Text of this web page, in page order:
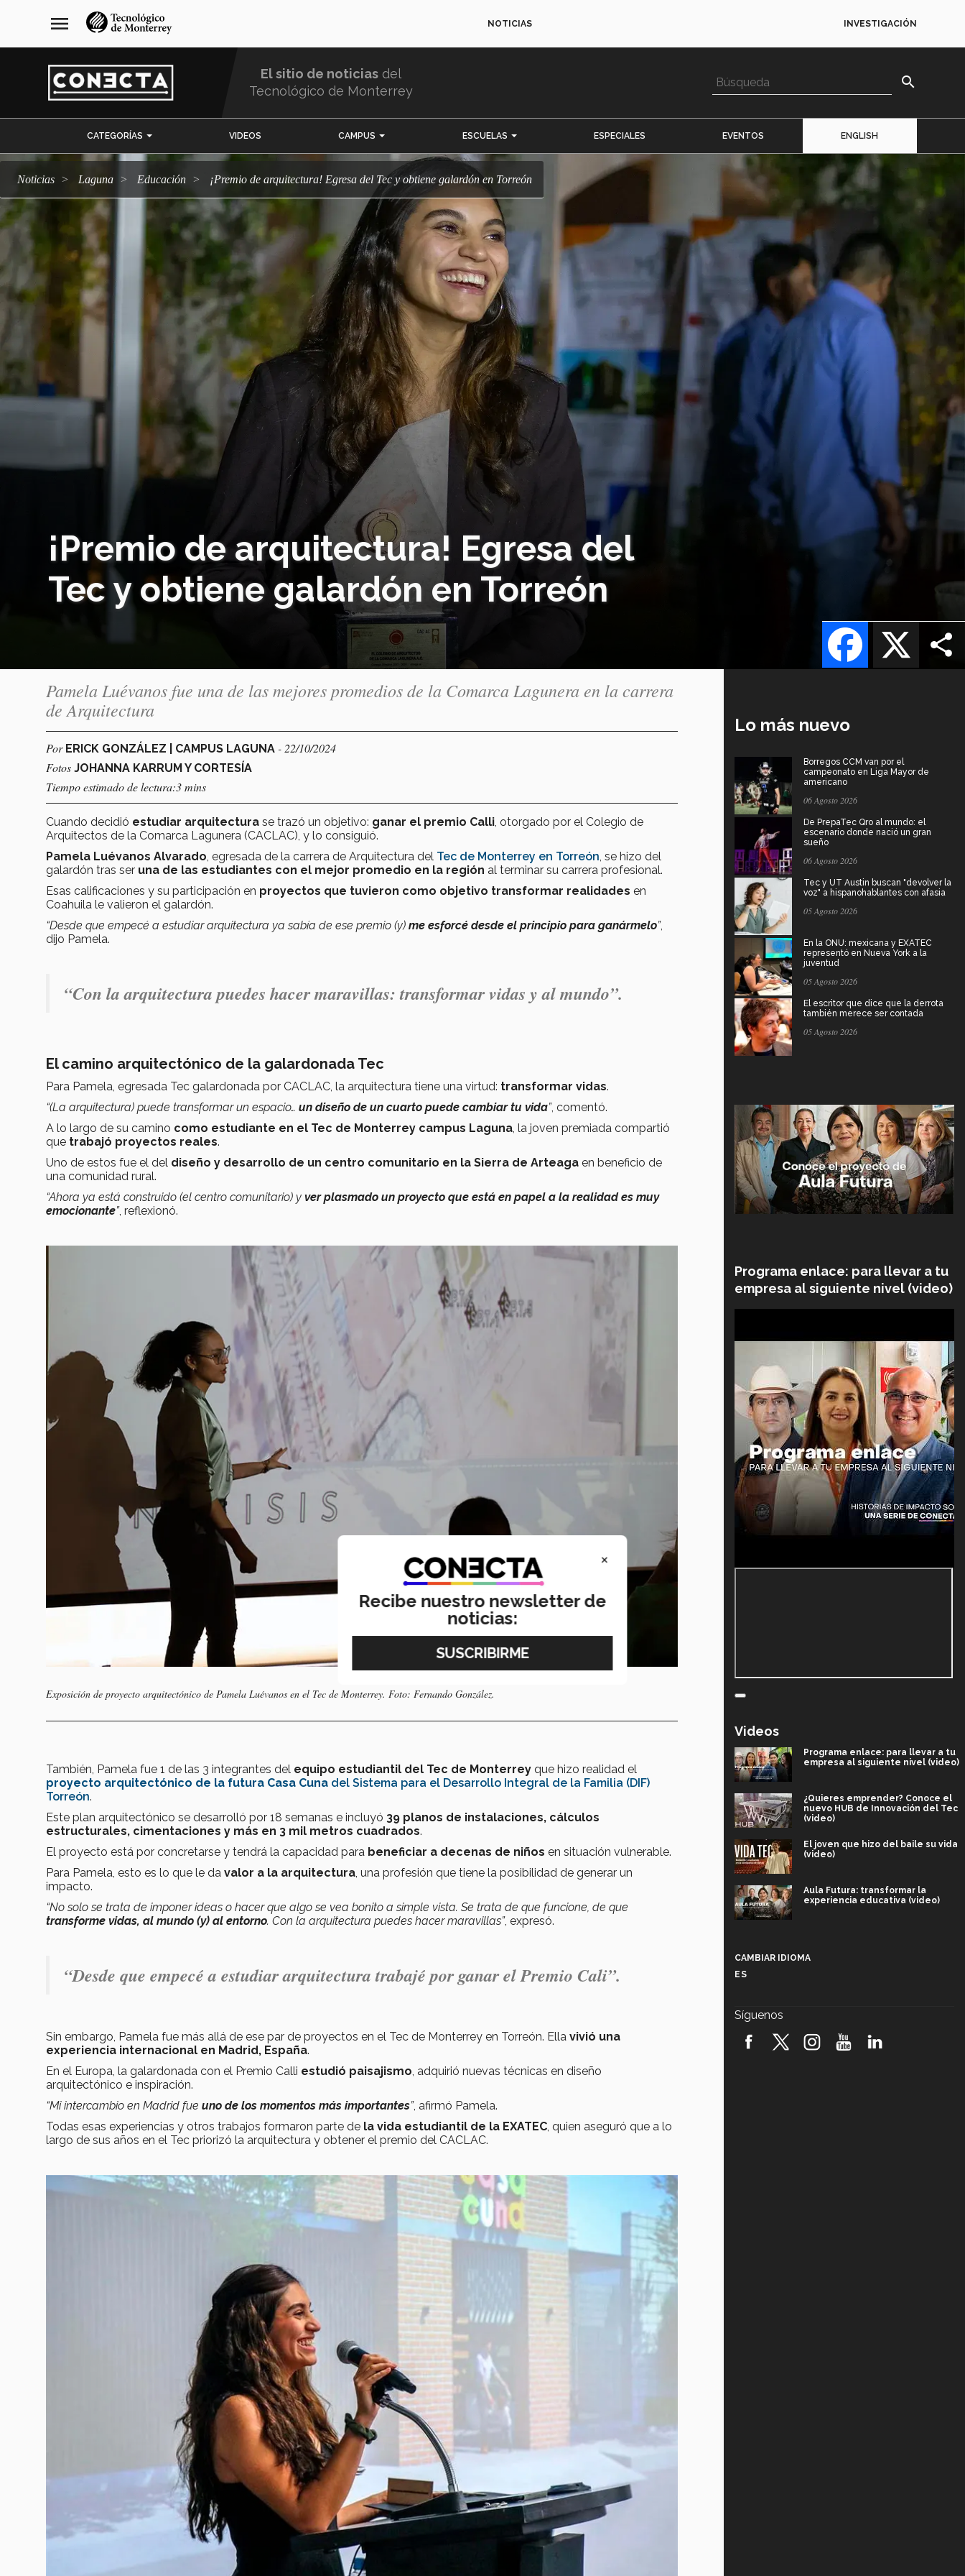
navegación
principal
menu NOTICIAS INVESTIGACIÓN
El sitio de noticias del
Tecnológico de Monterrey
search
CATEGORÍAS VIDEOS CAMPUS ESCUELAS ESPECIALES EVENTOS ENGLISH
Noticias Laguna Educación ¡Premio de arquitectura! Egresa del Tec y obtiene galardón en Torreón
¡Premio de arquitectura! Egresa del
Tec y obtiene galardón en Torreón
X
Facebook
Pamela Luévanos fue una de las mejores promedios de la Comarca Lagunera en la carrera
de Arquitectura
Por ERICK GONZÁLEZ | CAMPUS LAGUNA - 22/10/2024
Fotos JOHANNA KARRUM Y CORTESÍA
Tiempo estimado de lectura:3 mins
Cuando decidió estudiar arquitectura se trazó un objetivo: ganar el premio Calli , otorgado por el Colegio de
Arquitectos de la Comarca Lagunera (CACLAC), y lo consiguió.
Pamela Luévanos Alvarado , egresada de la carrera de Arquitectura del Tec de Monterrey en Torreón , se hizo del
galardón tras ser una de las estudiantes con el mejor promedio en la región al terminar su carrera profesional.
Esas calificaciones y su participación en proyectos que tuvieron como objetivo transformar realidades en
Coahuila le valieron el galardón.
“Desde que empecé a estudiar arquitectura ya sabía de ese premio (y) me esforcé desde el principio para ganármelo”,
dijo Pamela.
“Con la arquitectura puedes hacer maravillas: transformar vidas y al mundo”.
El camino arquitectónico de la galardonada Tec
Para Pamela, egresada Tec galardonada por CACLAC, la arquitectura tiene una virtud: transformar vidas.
“(La arquitectura) puede transformar un espacio… un diseño de un cuarto puede cambiar tu vida”, comentó.
A lo largo de su camino como estudiante en el Tec de Monterrey campus Laguna , la joven premiada compartió
que trabajó proyectos reales.
Uno de estos fue el del diseño y desarrollo de un centro comunitario en la Sierra de Arteaga en beneficio de
una comunidad rural.
“Ahora ya está construido (el centro comunitario) y ver plasmado un proyecto que está en papel a la realidad es muy
emocionante”, reflexionó.
Exposición de proyecto arquitectónico de Pamela Luévanos en el Tec de Monterrey. Foto: Fernando González.
También, Pamela fue 1 de las 3 integrantes del equipo estudiantil del Tec de Monterrey que hizo realidad el
proyecto arquitectónico de la futura Casa Cuna del Sistema para el Desarrollo Integral de la Familia (DIF)
Torreón.
Este plan arquitectónico se desarrolló por 18 semanas e incluyó 39 planos de instalaciones, cálculos
estructurales, cimentaciones y más en 3 mil metros cuadrados.
El proyecto está por concretarse y tendrá la capacidad para beneficiar a decenas de niños en situación vulnerable.
Para Pamela, esto es lo que le da valor a la arquitectura, una profesión que tiene la posibilidad de generar un
impacto.
“No solo se trata de imponer ideas o hacer que algo se vea bonito a simple vista. Se trata de que funcione, de que
transforme vidas, al mundo (y) al entorno. Con la arquitectura puedes hacer maravillas”, expresó.
“Desde que empecé a estudiar arquitectura trabajé por ganar el Premio Cali”.
Sin embargo, Pamela fue más allá de ese par de proyectos en el Tec de Monterrey en Torreón. Ella vivió una
experiencia internacional en Madrid, España.
En el Europa, la galardonada con el Premio Calli estudió paisajismo, adquirió nuevas técnicas en diseño
arquitectónico e inspiración.
“Mi intercambio en Madrid fue uno de los momentos más importantes”, afirmó Pamela.
Todas esas experiencias y otros trabajos formaron parte de la vida estudiantil de la EXATEC, quien aseguró que a lo
largo de sus años en el Tec priorizó la arquitectura y obtener el premio del CACLAC.
Lo más nuevo
Borregos CCM van por el
campeonato en Liga Mayor de
americano
06 Agosto 2026
De PrepaTec Qro al mundo: el
escenario donde nació un gran
sueño
06 Agosto 2026
Tec y UT Austin buscan "devolver la
voz" a hispanohablantes con afasia
05 Agosto 2026
En la ONU: mexicana y EXATEC
representó en Nueva York a la
juventud
05 Agosto 2026
El escritor que dice que la derrota
también merece ser contada
05 Agosto 2026
Programa enlace: para llevar a tu
empresa al siguiente nivel (video)
Videos
Programa enlace: para llevar a tu
empresa al siguiente nivel (video)
¿Quieres emprender? Conoce el
nuevo HUB de Innovación del Tec
(video)
El joven que hizo del baile su vida
(video)
Aula Futura: transformar la
experiencia educativa (video)
robótica FIRST 2026! (video)
CAMBIAR IDIOMA
ES
Síguenos
×
Recibe nuestro newsletter de
noticias: